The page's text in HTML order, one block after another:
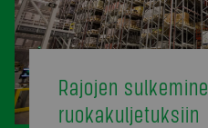
Rajojen
ruokakuljetuksiin